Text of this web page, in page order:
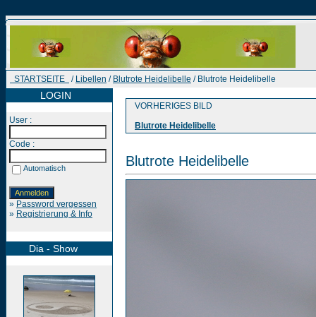
STARTSEITE / Libellen / Blutrote Heidelibelle / Blutrote Heidelibelle
LOGIN
User :
Code :
Automatisch
» Password vergessen
» Registrierung & Info
Dia - Show
VORHERIGES BILD
Blutrote Heidelibelle
Blutrote Heidelibelle